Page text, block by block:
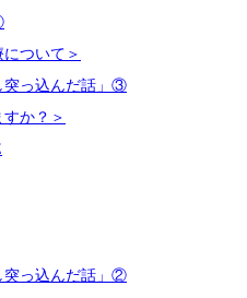
ついて＞
っ込んだ話」③
か？＞
っ込んだ話」②